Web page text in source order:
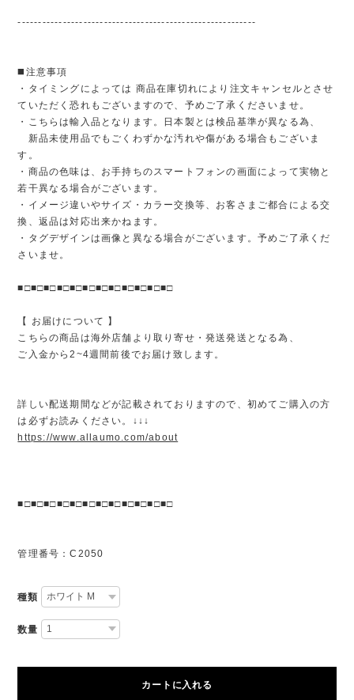
----------------------------------------------------------
◼️注意事項
・タイミングによっては 商品在庫切れにより注文キャンセルとさせ
ていただく恐れもございますので、予めご了承くださいませ。
・こちらは輸入品となります。日本製とは検品基準が異なる為、
新品未使用品でもごくわずかな汚れや傷がある場合もございま
す。
・商品の色味は、お手持ちのスマートフォンの画面によって実物と
若干異なる場合がございます。
・イメージ違いやサイズ・カラー交換等、お客さまご都合による交
換、返品は対応出来かねます。
・タグデザインは画像と異なる場合がございます。予めご了承くだ
さいませ。
■□■□■□■□■□■□■□■□■□■□■□■□
【 お届けについて 】
こちらの商品は海外店舗より取り寄せ・発送発送となる為、
ご入金から2~4週間前後でお届け致します。
詳しい配送期間などが記載されておりますので、初めてご購入の方
は必ずお読みください。↓↓↓
https://www.allaumo.com/about
■□■□■□■□■□■□■□■□■□■□■□■□
管理番号：C2050
種類
数量
カートに入れる